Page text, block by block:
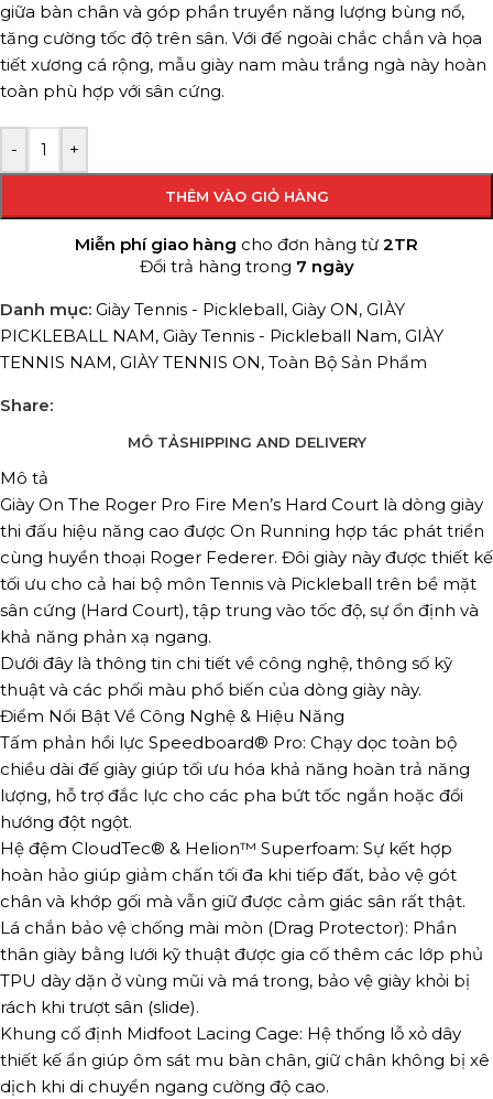
giữa bàn chân và góp phần truyền năng lượng bùng nổ,
tăng cường tốc độ trên sân. Với đế ngoài chắc chắn và họa
tiết xương cá rộng, mẫu giày nam màu trắng ngà này hoàn
toàn phù hợp với sân cứng.
- +
THÊM VÀO GIỎ HÀNG
Miễn phí giao hàng cho đơn hàng từ 2TR
Đổi trả hàng trong 7 ngày
Danh mục: Giày Tennis - Pickleball, Giày ON, GIÀY
PICKLEBALL NAM, Giày Tennis - Pickleball Nam, GIÀY
TENNIS NAM, GIÀY TENNIS ON, Toàn Bộ Sản Phẩm
Share:
MÔ TẢSHIPPING AND DELIVERY
Mô tả
Giày On The Roger Pro Fire Men’s Hard Court là dòng giày
thi đấu hiệu năng cao được On Running hợp tác phát triển
cùng huyền thoại Roger Federer. Đôi giày này được thiết kế
tối ưu cho cả hai bộ môn Tennis và Pickleball trên bề mặt
sân cứng (Hard Court), tập trung vào tốc độ, sự ổn định và
khả năng phản xạ ngang.
Dưới đây là thông tin chi tiết về công nghệ, thông số kỹ
thuật và các phối màu phổ biến của dòng giày này.
Điểm Nổi Bật Về Công Nghệ & Hiệu Năng
Tấm phản hồi lực Speedboard® Pro: Chạy dọc toàn bộ
chiều dài đế giày giúp tối ưu hóa khả năng hoàn trả năng
lượng, hỗ trợ đắc lực cho các pha bứt tốc ngắn hoặc đổi
hướng đột ngột.
Hệ đệm CloudTec® & Helion™ Superfoam: Sự kết hợp
hoàn hảo giúp giảm chấn tối đa khi tiếp đất, bảo vệ gót
chân và khớp gối mà vẫn giữ được cảm giác sân rất thật.
Lá chắn bảo vệ chống mài mòn (Drag Protector): Phần
thân giày bằng lưới kỹ thuật được gia cố thêm các lớp phủ
TPU dày dặn ở vùng mũi và má trong, bảo vệ giày khỏi bị
rách khi trượt sân (slide).
Khung cố định Midfoot Lacing Cage: Hệ thống lỗ xỏ dây
thiết kế ẩn giúp ôm sát mu bàn chân, giữ chân không bị xê
dịch khi di chuyển ngang cường độ cao.